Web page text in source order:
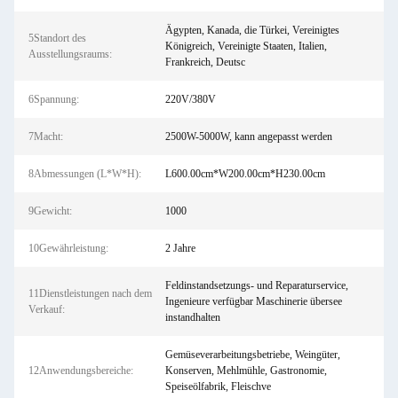
5Standort des
Ausstellungsraums:
Ägypten, Kanada, die Türkei, Vereinigtes
Königreich, Vereinigte Staaten, Italien,
Frankreich, Deutsc
6Spannung: 220V/380V
7Macht: 2500W-5000W, kann angepasst werden
8Abmessungen (L*W*H): L600.00cm*W200.00cm*H230.00cm
9Gewicht: 1000
10Gewährleistung: 2 Jahre
11Dienstleistungen nach dem
Verkauf:
Feldinstandsetzungs- und Reparaturservice,
Ingenieure verfügbar Maschinerie übersee
instandhalten
12Anwendungsbereiche:
Gemüseverarbeitungsbetriebe, Weingüter,
Konserven, Mehlmühle, Gastronomie,
Speiseölfabrik, Fleischve